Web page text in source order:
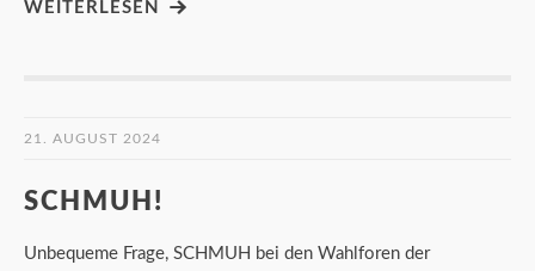
WEITERLESEN
21. AUGUST 2024
SCHMUH!
Unbequeme Frage, SCHMUH bei den Wahlforen der